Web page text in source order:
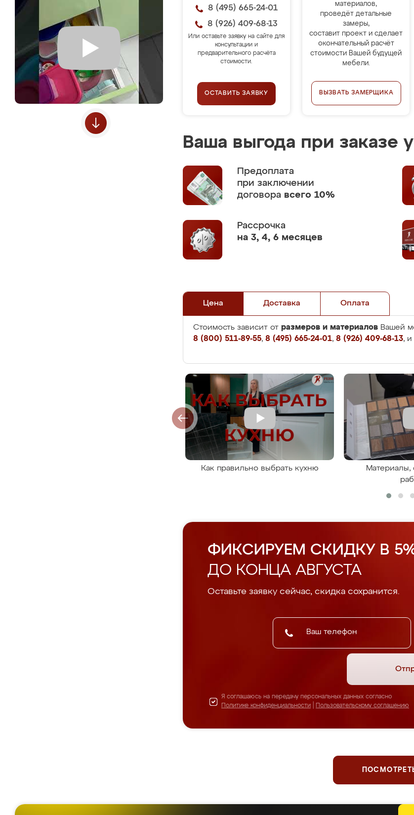
8 (495) 665-24-01
8 (926) 409-68-13
Или оставьте заявку на сайте для
консультации и
предварительного расчёта
стоимости.
ОСТАВИТЬ ЗАЯВКУ
материалов,
проведёт детальные
замеры,
составит проект и сделает
окончательный расчёт
стоимости Вашей будущей
мебели.
ВЫЗВАТЬ ЗАМЕРЩИКА
Ваша выгода при заказе
Предоплата
при заключении
договора всего 10%
Рассрочка
на 3, 4, 6 месяцев
Цена Доставка Оплата
Стоимость зависит от размеров и материалов Вашей
8 (800) 511-89-55, 8 (495) 665-24-01, 8 (926) 409-68-13,
Как правильно выбрать кухню
Материалы,
ФИКСИРУЕМ СКИДКУ В
ДО КОНЦА АВГУСТА
Оставьте заявку сейчас, скидка сохранится.
Я соглашаюсь на передачу персональных данных согласно
Политике конфиденциальности
Пользовательскому соглашению